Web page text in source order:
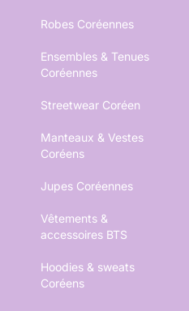
Robes Coréennes
Ensembles & Tenues
Coréennes
Streetwear Coréen
Manteaux & Vestes
Coréens
Jupes Coréennes
Vêtements &
accessoires BTS
Hoodies & sweats
Coréens